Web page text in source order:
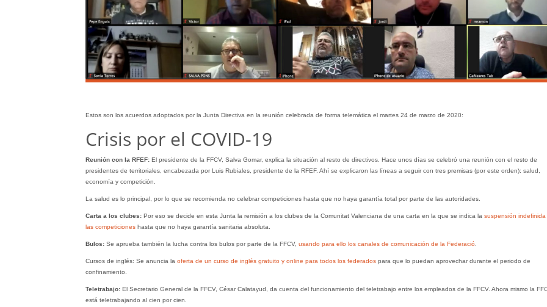
Estos son los acuerdos adoptados por la Junta Directiva en la reunión celebrada de forma telemática el martes 24 de marzo de 2020:
Crisis por el COVID-19
Reunión con la RFEF: El presidente de la FFCV, Salva Gomar, explica la situación al resto de directivos. Hace unos días se celebró una reunión con el resto de
presidentes de territoriales, encabezada por Luis Rubiales, presidente de la RFEF. Ahí se explicaron las líneas a seguir con tres premisas (por este orden): salud,
economía y competición.
La salud es lo principal, por lo que se recomienda no celebrar competiciones hasta que no haya garantía total por parte de las autoridades.
Carta a los clubes: Por eso se decide en esta Junta la remisión a los clubes de la Comunitat Valenciana de una carta en la que se indica la suspensión indefinida
las competicioneshasta que no haya garantía sanitaria absoluta.
Bulos:Se aprueba también la lucha contra los bulos por parte de la FFCV, usando para ello los canales de comunicación de la Federació.
Cursos de inglés: Se anuncia la oferta de un curso de inglés gratuito y online para todos los federadospara que lo puedan aprovechar durante el periodo de
confinamiento.
Teletrabajo:El Secretario General de la FFCV, César Calatayud, da cuenta del funcionamiento del teletrabajo entre los empleados de la FFCV. Ahora mismo la
está teletrabajando al cien por cien.